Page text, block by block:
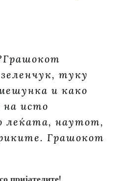
туку
и како
на исто
леќата, наутот,
Грашокот
пријателите!